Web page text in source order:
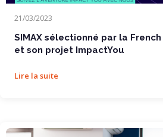
21/03/2023
SIMAX sélectionné par la
et son projet ImpactYou
Lire la suite